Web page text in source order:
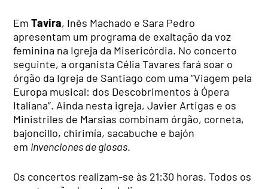
EmTavira, Inês Machado e Sara Pedro
apresentam um programa de exaltação da voz
feminina na Igreja da Misericórdia. No concerto
seguinte, a organista Célia Tavares fará soar o
órgão da Igreja de Santiago com uma “Viagem pela
Europa musical: dos Descobrimentos à Ópera
Italiana”. Ainda nesta igreja, Javier Artigas e os
Ministriles de Marsias combinam órgão, corneta,
bajoncillo, chirimía, sacabuche e bajón
em invenciones de glosas.
Os concertos realizam-se às 21:30 horas. Todos os